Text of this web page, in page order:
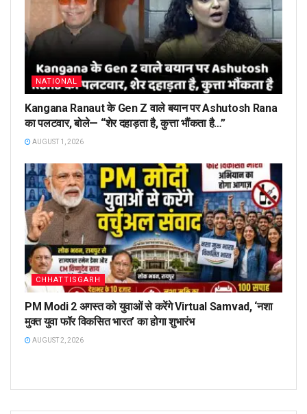
NATIONAL
Kangana Ranaut के Gen Z वाले बयान पर Ashutosh Rana
का पलटवार, बोले— “शेर दहाड़ता है, कुत्ता भौंकता है…”
AUGUST 1, 2026
CHHATTISGARH
PM Modi 2 अगस्त को युवाओं से करेंगे Virtual Samvad, ‘नशा
मुक्त युवा फॉर विकसित भारत’ का होगा शुभारंभ
AUGUST 2, 2026